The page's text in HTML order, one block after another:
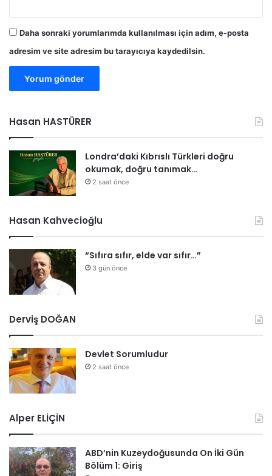
d
Daha sonraki yorumlarımda kullanılması için adım, e-posta
adresim ve site adresim bu tarayıcıya kaydedilsin.
Hasan HASTÜRER
Londra’daki Kıbrıslı Türkleri doğru
okumak, doğru tanımak…
2 saat önce
Hasan Kahvecioğlu
“Sıfıra sıfır, elde var sıfır…”
3 gün önce
Derviş DOĞAN
Devlet Sorumludur
2 saat önce
Alper ELİÇİN
ABD’nin Kuzeydoğusunda On İki Gün
Bölüm 1: Giriş